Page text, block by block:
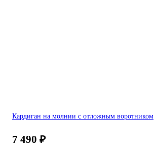
Кардиган на молнии с отложным воротником
7 490 ₽